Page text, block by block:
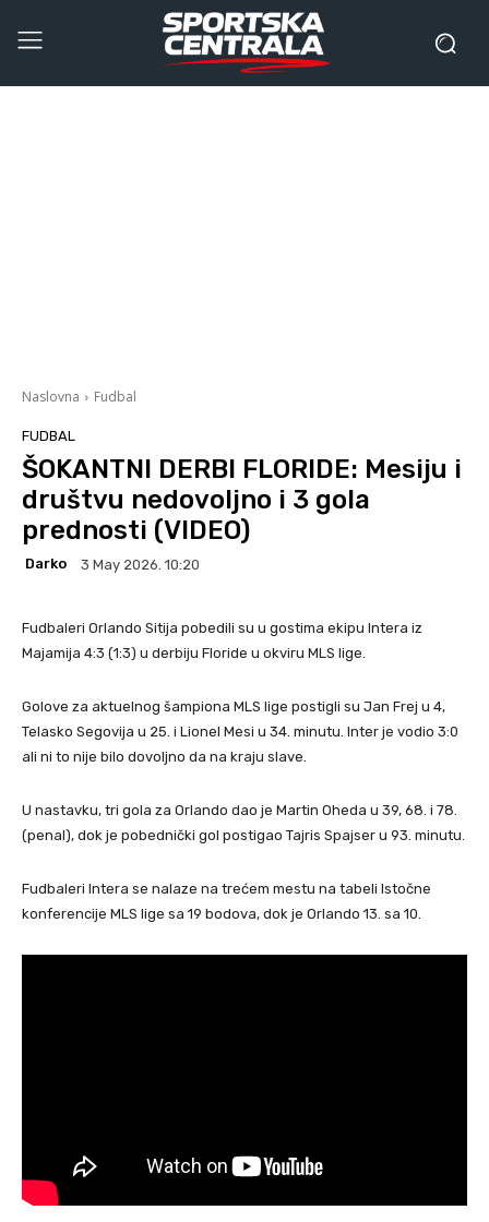
Naslovna Fudbal
FUDBAL
ŠOKANTNI DERBI FLORIDE: Mesiju i
društvu nedovoljno i 3 gola
prednosti (VIDEO)
Darko 3 May 2026. 10:20
Fudbaleri Orlando Sitija pobedili su u gostima ekipu Intera iz
Majamija 4:3 (1:3) u derbiju Floride u okviru MLS lige.
Golove za aktuelnog šampiona MLS lige postigli su Jan Frej u 4,
Telasko Segovija u 25. i Lionel Mesi u 34. minutu. Inter je vodio 3:0
ali ni to nije bilo dovoljno da na kraju slave.
U nastavku, tri gola za Orlando dao je Martin Oheda u 39, 68. i 78.
(penal), dok je pobednički gol postigao Tajris Spajser u 93. minutu.
Fudbaleri Intera se nalaze na trećem mestu na tabeli Istočne
konferencije MLS lige sa 19 bodova, dok je Orlando 13. sa 10.